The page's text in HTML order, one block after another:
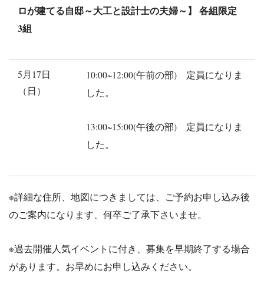
ロが建てる自邸～大工と設計士の夫婦～】 各組限定
3組
5月17日
（日）
10:00~12:00(午前の部) 定員になりま
した。
13:00~15:00(午後の部) 定員になりま
した。
※詳細な住所、地図につきましては、ご予約お申し込み後
のご案内になります、何卒ご了承下さいませ。
※過去開催人気イベントに付き、募集を早期終了する場合
があります。お早めにお申し込みください。